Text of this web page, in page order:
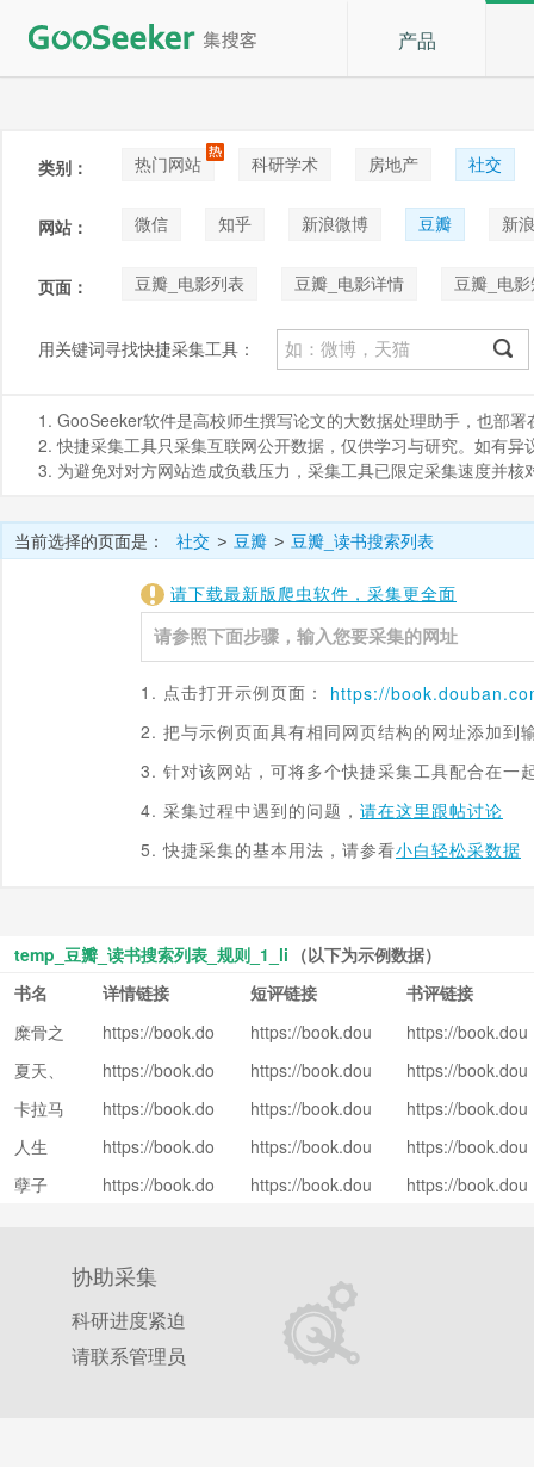
产品
类别： 热门网站 科研学术 房地产
社交
论坛贴吧
拍卖 音乐
网站： 微信 知乎 新浪微博 豆瓣
新
快手
喜马拉雅 小红书
页面： 豆瓣_电影列表 豆瓣_电影详情
豆瓣_电
豆瓣_读书短评
豆瓣小组
豆瓣_用户关注的人
豆瓣_关注用户的人
豆瓣_舞台剧影评
用关键词寻找快捷采集工具：
1. GooSeeker软件是高校师生撰写论文的大数据处理助手，也部
2. 快捷采集工具只采集互联网公开数据，仅供学习与研究。如有
3. 为避免对对方网站造成负载压力，采集工具已限定采集速度并
当前选择的页面是： 社交 > 豆瓣 > 豆瓣_读书搜索列表
请下载最新版爬虫软件，采集更全面
1. 点击打开示例页面： https://
2. 把与示例页面具有相同网页结构的网址添加到
3. 针对该网站，可将多个快捷采集工具配合在一
4. 采集过程中遇到的问题， 请在这里跟帖讨论
5. 快捷采集的基本用法，请参看小白轻松采数据
temp_豆瓣_读书搜索列表_规则_1_li （以下为示例数据）
书名
详情链接 短评链接
书评链接
糜骨之
https://book.do
ect/35272698/
https://book.dou
t/35272698/com
ments
https://book.dou
t/35272698/revi
ews
夏天、
烟火和
我的尸
体
https://book.do
ect/34778574/
https://book.dou
t/34778574/com
ments
https://book.dou
t/34778574/revi
ews
卡拉马
佐夫兄
弟
https://book.do
ect/1856494/
https://book.dou
t/1856494/comm
ents
https://book.dou
t/1856494/revie
ws
人生
https://book.do
ect/3803820/
https://book.dou
t/3803820/comm
https://book.dou
t/3803820/revie
孽子
https://book.do
https://book.dou
https://book.dou
协助采集
科研进度紧迫
请联系管理员